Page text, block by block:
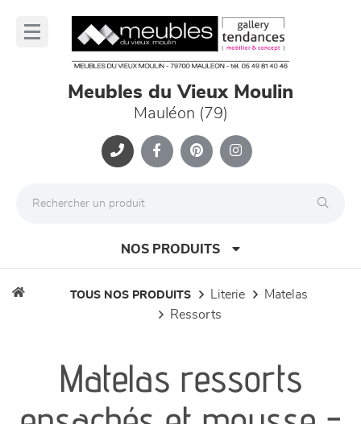
Meubles du Vieux Moulin
Mauléon (79)
NOS PRODUITS
séjours
meubles de complément
TOUS NOS PRODUITS literie
matelas
ressorts
Matelas ressorts